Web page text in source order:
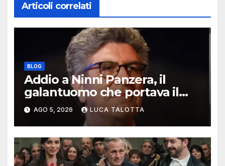
Articoli correlati
BLOG
Addio a Ninni Panzera, il
galantuomo che portava il
cinema dove non c’era
AGO 5, 2026 LUCA TALOTTA